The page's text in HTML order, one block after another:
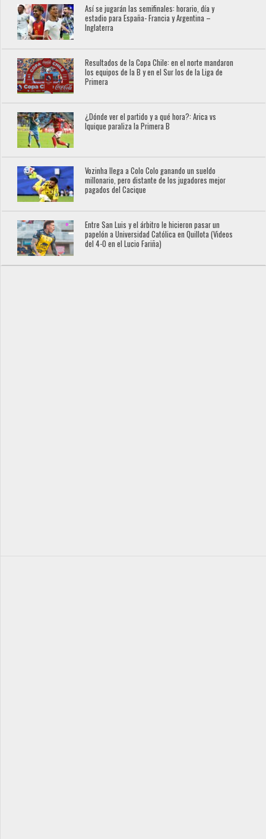
Así se jugarán las semifinales: horario, día y
estadio para España- Francia y Argentina –
Inglaterra
Resultados de la Copa Chile: en el norte mandaron
los equipos de la B y en el Sur los de la Liga de
Primera
¿Dónde ver el partido y a qué hora?: Arica vs
Iquique paraliza la Primera B
Vozinha llega a Colo Colo ganando un sueldo
millonario, pero distante de los jugadores mejor
pagados del Cacique
Entre San Luis y el árbitro le hicieron pasar un
papelón a Universidad Católica en Quillota (Videos
del 4-0 en el Lucio Fariña)